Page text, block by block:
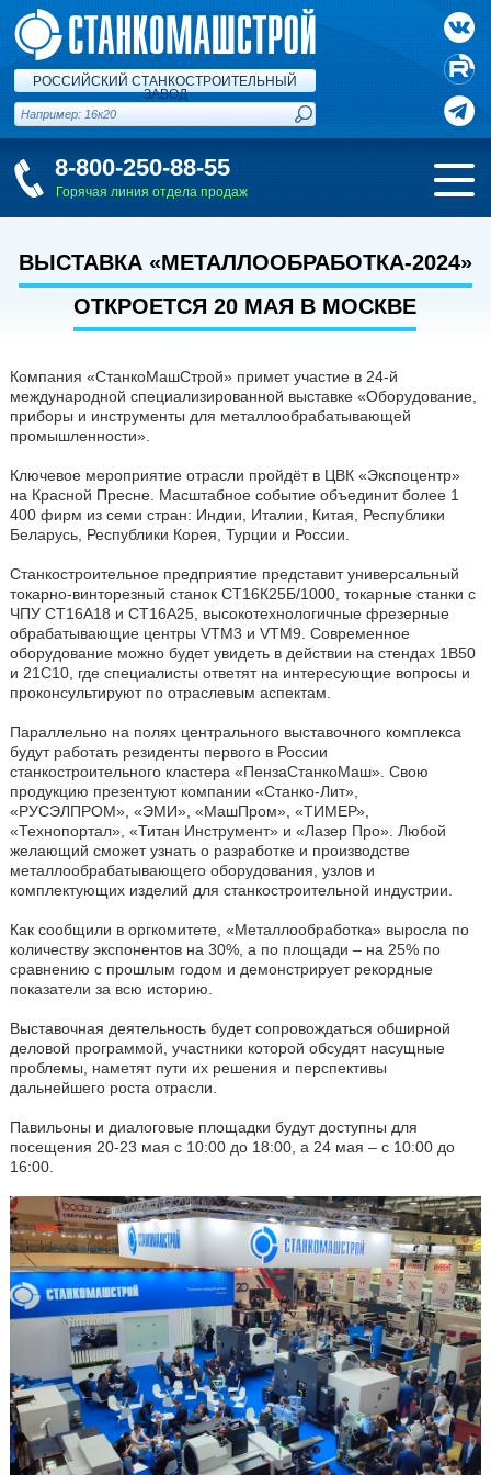
РОССИЙСКИЙ СТАНКОСТРОИТЕЛЬНЫЙ
ЗАВОД
8-800-250-88-55
Горячая линия отдела продаж
ВЫСТАВКА «МЕТАЛЛООБРАБОТКА-2024»
ОТКРОЕТСЯ 20 МАЯ В МОСКВЕ
Компания «СтанкоМашСтрой» примет участие в 24-й
международной специализированной выставке «Оборудование,
приборы и инструменты для металлообрабатывающей
промышленности».
Ключевое мероприятие отрасли пройдёт в ЦВК «Экспоцентр»
на Красной Пресне. Масштабное событие объединит более 1
400 фирм из семи стран: Индии, Италии, Китая, Республики
Беларусь, Республики Корея, Турции и России.
Станкостроительное предприятие представит универсальный
токарно-винторезный станок СТ16К25Б/1000, токарные станки с
ЧПУ СТ16А18 и СТ16А25, высокотехнологичные фрезерные
обрабатывающие центры VTM3 и VTM9. Современное
оборудование можно будет увидеть в действии на стендах 1В50
и 21С10, где специалисты ответят на интересующие вопросы и
проконсультируют по отраслевым аспектам.
Параллельно на полях центрального выставочного комплекса
будут работать резиденты первого в России
станкостроительного кластера «ПензаСтанкоМаш». Свою
продукцию презентуют компании «Станко-Лит»,
«РУСЭЛПРОМ», «ЭМИ», «МашПром», «ТИМЕР»,
«Технопортал», «Титан Инструмент» и «Лазер Про». Любой
желающий сможет узнать о разработке и производстве
металлообрабатывающего оборудования, узлов и
комплектующих изделий для станкостроительной индустрии.
Как сообщили в оргкомитете, «Металлообработка» выросла по
количеству экспонентов на 30%, а по площади – на 25% по
сравнению с прошлым годом и демонстрирует рекордные
показатели за всю историю.
Выставочная деятельность будет сопровождаться обширной
деловой программой, участники которой обсудят насущные
проблемы, наметят пути их решения и перспективы
дальнейшего роста отрасли.
Павильоны и диалоговые площадки будут доступны для
посещения 20-23 мая с 10:00 до 18:00, а 24 мая – с 10:00 до
16:00.